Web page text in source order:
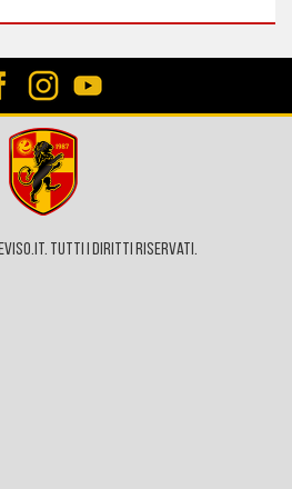
Tutti i diritti riservati.